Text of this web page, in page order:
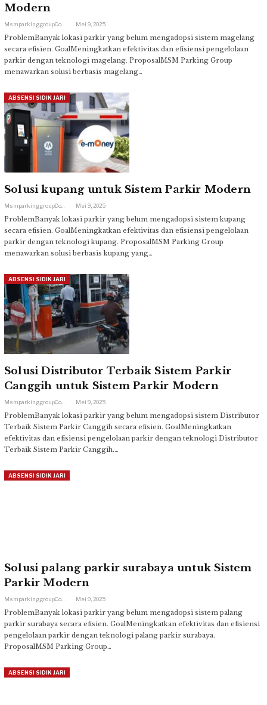
Modern
Mei 9, 2025
ProblemBanyak lokasi parkir yang belum mengadopsi sistem magelang
secara efisien. GoalMeningkatkan efektivitas dan efisiensi pengelolaan
parkir dengan teknologi magelang. ProposalMSM Parking Group
menawarkan solusi berbasis magelang…
ABSENSI SIDIK JARI
Solusi kupang untuk Sistem Parkir Modern
Mei 9, 2025
ProblemBanyak lokasi parkir yang belum mengadopsi sistem kupang
secara efisien. GoalMeningkatkan efektivitas dan efisiensi pengelolaan
parkir dengan teknologi kupang. ProposalMSM Parking Group
menawarkan solusi berbasis kupang yang…
ABSENSI SIDIK JARI
Solusi Distributor Terbaik Sistem Parkir
Canggih untuk Sistem Parkir Modern
Msmparkinggroup.com Mei 9, 2025
ProblemBanyak lokasi parkir yang belum mengadopsi sistem Distributor
Terbaik Sistem Parkir Canggih secara efisien. GoalMeningkatkan
efektivitas dan efisiensi pengelolaan parkir dengan teknologi Distributor
Terbaik Sistem Parkir Canggih.…
ABSENSI SIDIK JARI
Solusi palang parkir surabaya untuk Sistem
Parkir Modern
Mei 9, 2025
ProblemBanyak lokasi parkir yang belum mengadopsi sistem palang
parkir surabaya secara efisien. GoalMeningkatkan efektivitas dan efisiensi
pengelolaan parkir dengan teknologi palang parkir surabaya.
ProposalMSM Parking Group…
ABSENSI SIDIK JARI